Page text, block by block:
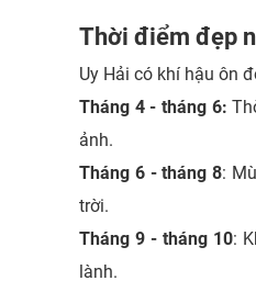
Thời điểm đẹp
Uy Hải có khí hậu ôn
Tháng 4 - tháng 6:
ảnh.
Tháng 6 - tháng 8:
trời.
Tháng 9 - tháng 10:
lành.